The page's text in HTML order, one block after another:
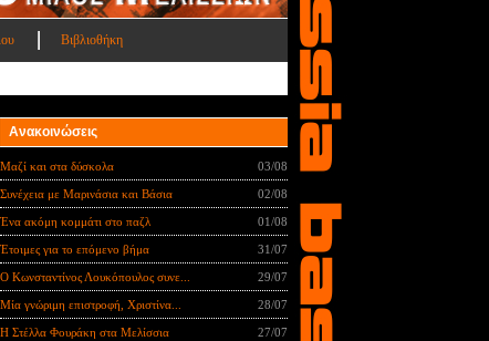
Βιβλιοθήκη
Ανακοινώσεις
Μαζί και στα δύσκολα 03/08
Συνέχεια με Μαρινάσια και Βάσια 02/08
Ένα ακόμη κομμάτι στο παζλ 01/08
Έτοιμες για το επόμενο βήμα 31/07
Ο Κωνσταντίνος Λουκόπουλος συνε... 29/07
Μία γνώριμη επιστροφή, Χριστίνα... 28/07
Η Στέλλα Φουράκη στα Μελίσσια 27/07